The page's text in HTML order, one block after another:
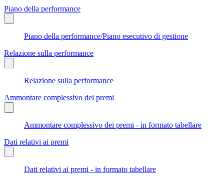
Piano della performance
Piano della performance/Piano esecutivo di gestione
Relazione sulla performance
Relazione sulla performance
Ammontare complessivo dei premi
Ammontare complessivo dei premi - in formato tabellare
Dati relativi ai premi
Dati relativi ai premi - in formato tabellare